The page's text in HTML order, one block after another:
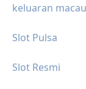
keluaran macau
Slot Pulsa
Slot Resmi